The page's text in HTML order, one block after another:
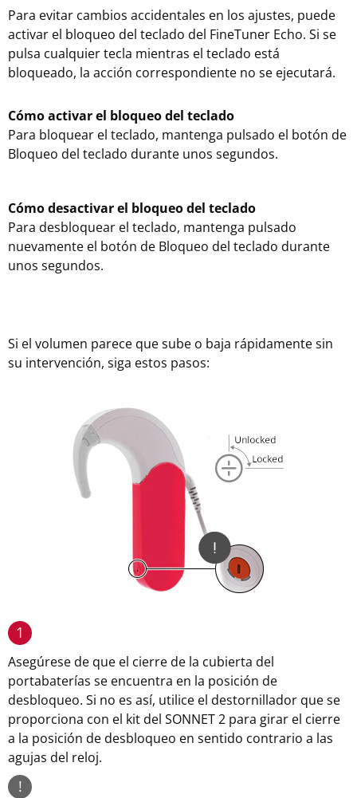
Para evitar cambios accidentales en los ajustes, puede
activar el bloqueo del teclado del FineTuner Echo. Si se
pulsa cualquier tecla mientras el teclado está
bloqueado, la acción correspondiente no se ejecutará.
Cómo activar el bloqueo del teclado
Para bloquear el teclado, mantenga pulsado el botón de
Bloqueo del teclado durante unos segundos.
Cómo desactivar el bloqueo del teclado
Para desbloquear el teclado, mantenga pulsado
nuevamente el botón de Bloqueo del teclado durante
unos segundos.
Si el volumen parece que sube o baja rápidamente sin
su intervención, siga estos pasos:
1
Asegúrese de que el cierre de la cubierta del
portabaterías se encuentra en la posición de
desbloqueo. Si no es así, utilice el destornillador que se
proporciona con el kit del SONNET 2 para girar el cierre
a la posición de desbloqueo en sentido contrario a las
agujas del reloj.
!